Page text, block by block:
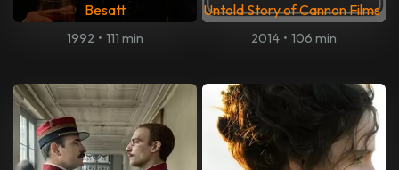
Besatt
1992 • 111 min
Untold Story of Cannon Films
2014 • 106 min